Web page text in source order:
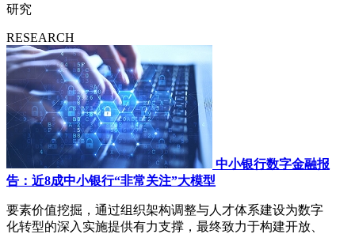
研究
RESEARCH
中小银行数字金融报
告：近8成中小银行“非常关注”大模型
要素价值挖掘，通过组织架构调整与人才体系建设为数字
化转型的深入实施提供有力支撑，最终致力于构建开放、